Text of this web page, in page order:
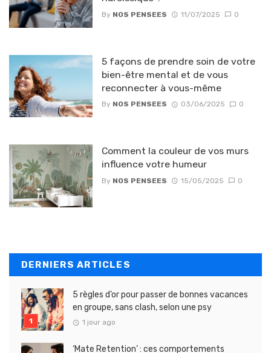
By NOS PENSEES 11/07/2025 0
5 façons de prendre soin de votre
bien-être mental et de vous
reconnecter à vous-même
By NOS PENSEES 03/06/2025 0
Comment la couleur de vos murs
influence votre humeur
By NOS PENSEES 15/05/2025 0
DERNIERS ARTICLES
5 règles d’or pour passer de bonnes vacances
en groupe, sans clash, selon une psy
1 jour ago
‘Mate Retention’ : ces comportements